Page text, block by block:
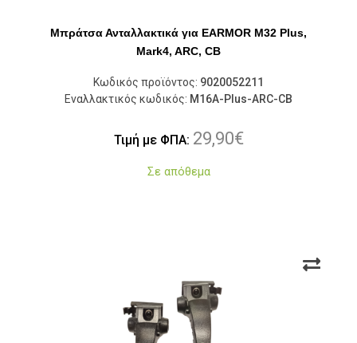
Μπράτσα Ανταλλακτικά για EARMOR M32 Plus,
Mark4, ARC, CB
Κωδικός προϊόντος: 9020052211
Εναλλακτικός κωδικός: M16A-Plus-ARC-CB
Τιμή με ΦΠΑ: 29,90€
Σε απόθεμα